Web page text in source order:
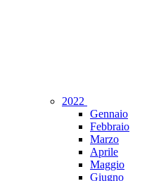
2022
Gennaio
Febbraio
Marzo
Aprile
Maggio
Giugno